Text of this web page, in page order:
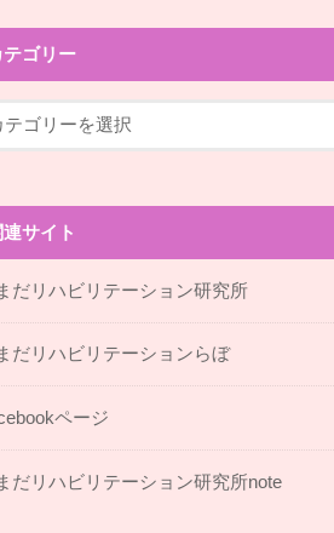
テゴリー
連サイト
だリハビリテーション研究所
だリハビリテーションらぼ
ページ
だリハビリテーション研究所note